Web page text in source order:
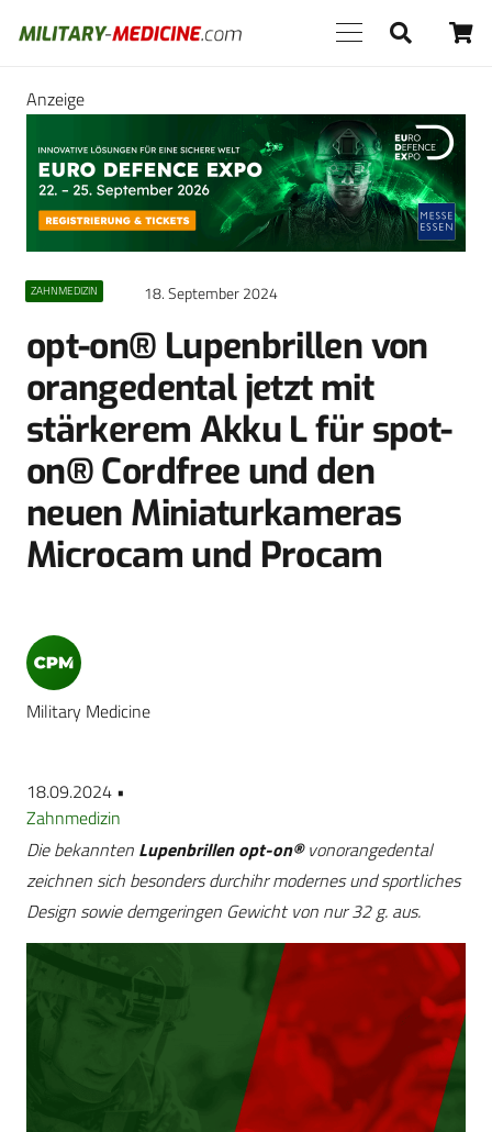
Anzeige
ZAHNMEDIZIN 18. September 2024
opt-on® Lupenbrillen von
orangedental jetzt mit
stärkerem Akku L für spot-
on® Cordfree und den
neuen Miniaturkameras
Microcam und Procam
Military Medicine
18.09.2024 •
Zahnmedizin
Die bekannten Lupenbrillen opt-on®vonorangedental
zeichnen sich besonders durchihr modernes und sportliches
Design sowie demgeringen Gewicht von nur 32 g. aus.